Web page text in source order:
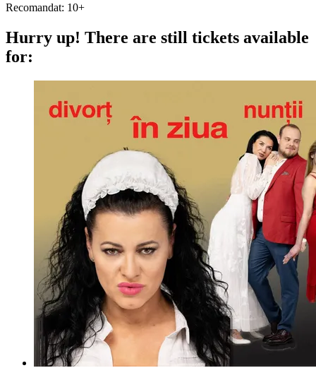
Recomandat: 10+
Hurry up! There are still tickets available
for: